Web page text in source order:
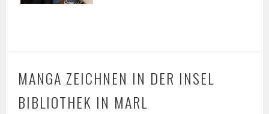
MANGA ZEICHNEN IN DER INSEL
BIBLIOTHEK IN MARL